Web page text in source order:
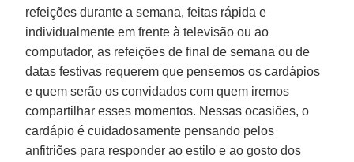
refeições durante a semana, feitas rápida e
individualmente em frente à televisão ou ao
computador, as refeições de final de semana ou de
datas festivas requerem que pensemos os cardápios
e quem serão os convidados com quem iremos
compartilhar esses momentos. Nessas ocasiões, o
cardápio é cuidadosamente pensando pelos
anfitriões para responder ao estilo e ao gosto dos